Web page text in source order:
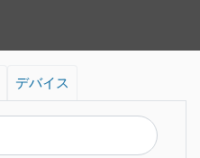
デバイス